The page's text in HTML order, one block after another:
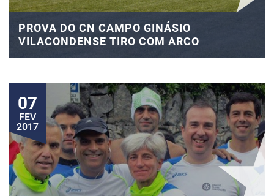
PROVA DO CN CAMPO GINÁSIO
VILACONDENSE TIRO COM ARCO
07
FEV
2017